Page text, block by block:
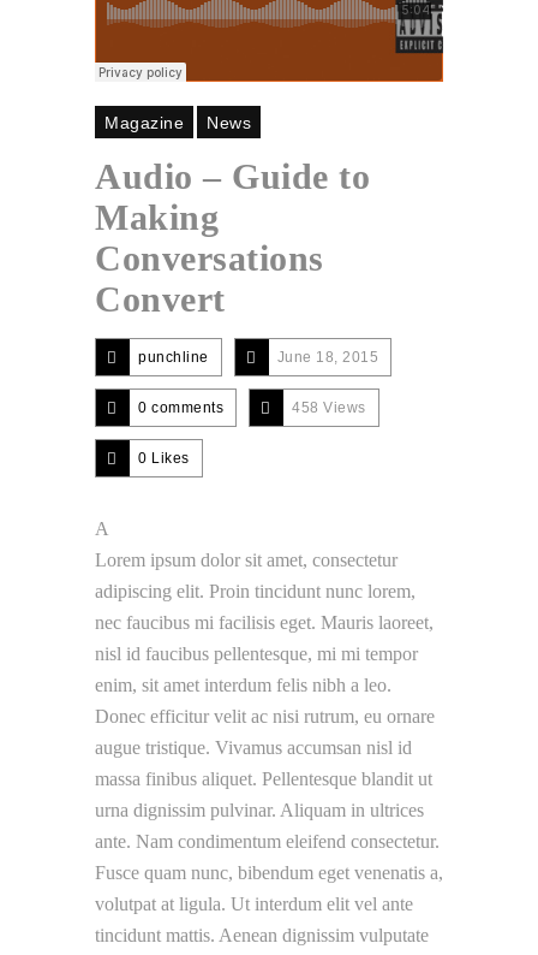
Magazine News
Audio – Guide to
Making
Conversations
Convert
punchline June 18, 2015
0 comments 458 Views
0 Likes
A
Lorem ipsum dolor sit amet, consectetur
adipiscing elit. Proin tincidunt nunc lorem,
nec faucibus mi facilisis eget. Mauris laoreet,
nisl id faucibus pellentesque, mi mi tempor
enim, sit amet interdum felis nibh a leo.
Donec efficitur velit ac nisi rutrum, eu ornare
augue tristique. Vivamus accumsan nisl id
massa finibus aliquet. Pellentesque blandit ut
urna dignissim pulvinar. Aliquam in ultrices
ante. Nam condimentum eleifend consectetur.
Fusce quam nunc, bibendum eget venenatis a,
volutpat at ligula. Ut interdum elit vel ante
tincidunt mattis. Aenean dignissim vulputate